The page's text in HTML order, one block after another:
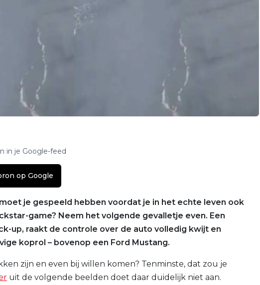
in je Google-feed
op Google
moet je gespeeld hebben voordat je in het echte leven ook
game? Neem het volgende gevalletje even. Een
up, raakt de controle over de auto volledig kwijt en
koprol – bovenop een Ford Mustang.
zijn en even bij willen komen? Tenminste, dat zou je
uit de volgende beelden doet daar duidelijk niet aan.